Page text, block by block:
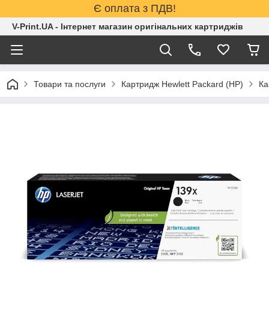
Є оплата з ПДВ!
V-Print.UA - Інтернет магазин оригінальних картриджів
Товари та послуги Картридж Hewlett Packard (HP)